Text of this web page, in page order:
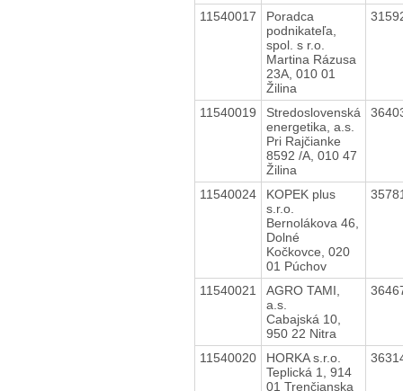
11540017
Poradca
podnikateľa,
spol. s r.o.
Martina Rázusa
23A, 010 01
Žilina
11540019
Stredoslovenská
energetika, a.s.
Pri Rajčianke
8592 /A, 010 47
Žilina
11540024
KOPEK plus
s.r.o.
Bernolákova 46,
Dolné
Kočkovce, 020
01 Púchov
11540021
AGRO TAMI,
a.s.
Cabajská 10,
950 22 Nitra
11540020
HORKA s.r.o.
Teplická 1, 914
01 Trenčianska